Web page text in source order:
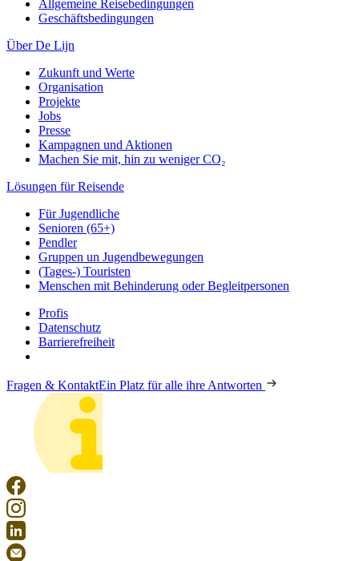
Allgemeine Reisebedingungen
Geschäftsbedingungen
Über De Lijn
Zukunft und Werte
Organisation
Projekte
Jobs
Presse
Kampagnen und Aktionen
Machen Sie mit, hin zu weniger CO₂
Lösungen für Reisende
Für Jugendliche
Senioren (65+)
Pendler
Gruppen un Jugendbewegungen
(Tages-) Touristen
Menschen mit Behinderung oder Begleitpersonen
Profis
Datenschutz
Barrierefreiheit
Fragen & KontaktEin Platz für alle ihre Antworten